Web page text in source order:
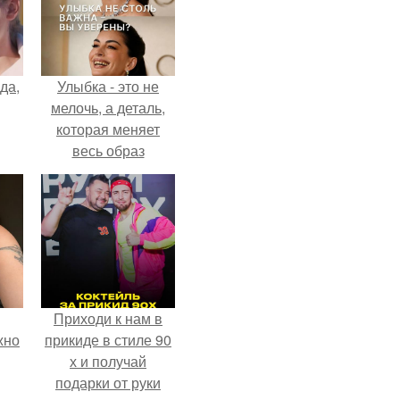
Улыбка - это не
мелочь, а деталь,
которая меняет
весь образ
человека.
Приходи к нам в
прикиде в стиле 90
х и получай
подарки от руки